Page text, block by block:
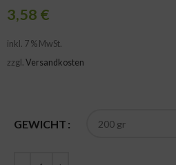
3,58 €
inkl. 7 % MwSt.
zzgl. Versandkosten
GEWICHT